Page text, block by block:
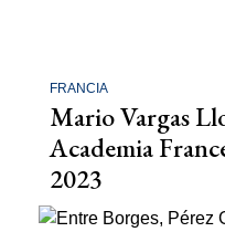
FRANCIA
Mario Vargas
Academia
2023